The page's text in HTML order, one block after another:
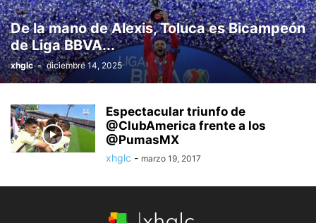
De la mano de Alexis, Toluca es Bicampeón
de Liga BBVA...
xhglc - diciembre 14, 2025
Espectacular triunfo de
@ClubAmerica frente a los
@PumasMX
xhglc - marzo 19, 2017